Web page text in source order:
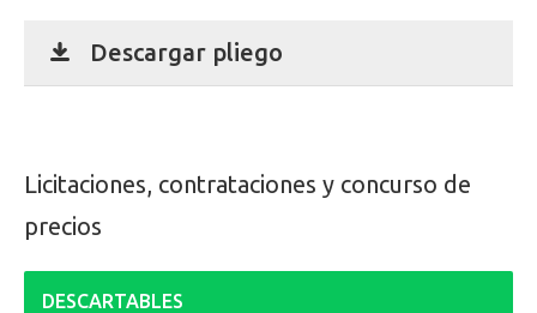
Descargar pliego
Licitaciones, contrataciones y concurso de
precios
DESCARTABLES